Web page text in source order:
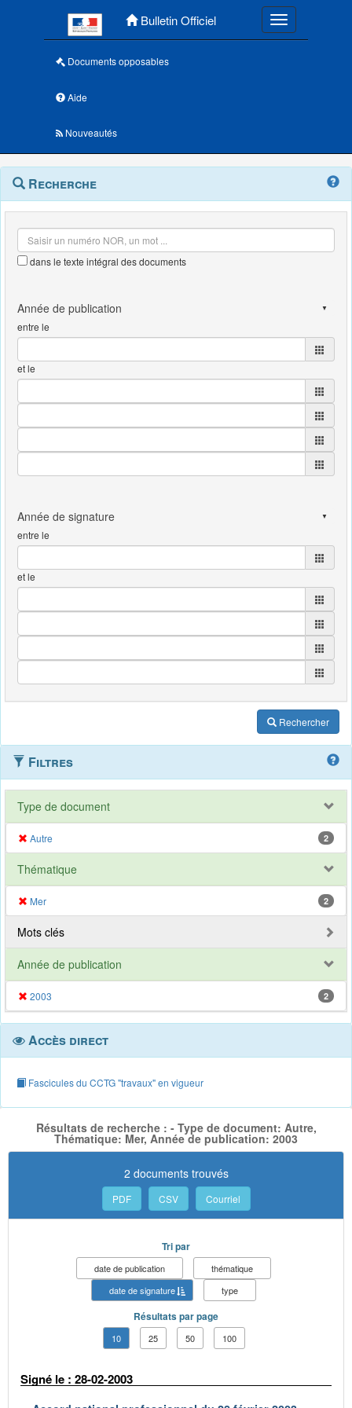
Bulletin Officiel Toggle
Documents opposables
Aide
Nouveautés
Navigation
outils
Menu
contextuel
Recherche
dans le texte intégral des documents
entre le
et le
entre le
et le
Rechercher
Filtres
Type de document
Autre 2
Thématique
Mer 2
Mots clés
Année de publication
2003 2
Accès direct
Fascicules du CCTG "travaux" en vigueur
Résultats de recherche : - Type de document: Autre,
Thématique: Mer, Année de publication: 2003
2 documents trouvés
PDF CSV Courriel
Tri par
date de publication
thématique
date de signature
type
Résultats par page
10 25 50 100
Signé le : 28-02-2003